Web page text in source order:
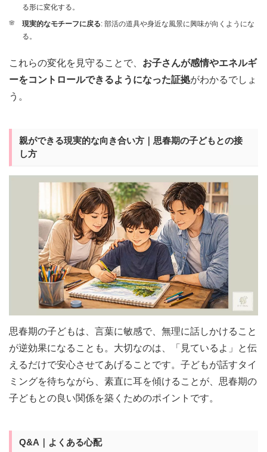
る形に変化する。
現実的なモチーフに戻る: 部活の道具や身近な風景に興味が向くようにな
る。
これらの変化を見守ることで、 お子さんが感情やエネルギ
ーをコントロールできるようになった証拠がわかるでしょ
う。
親ができる現実的な向き合い方｜思春期の子どもとの接
し方
思春期の子どもは、言葉に敏感で、無理に話しかけること
が逆効果になることも。大切なのは、「見ているよ」と伝
えるだけで安心させてあげることです。子どもが話すタイ
ミングを待ちながら、素直に耳を傾けることが、思春期の
子どもとの良い関係を築くためのポイントです。
Q&A｜よくある心配